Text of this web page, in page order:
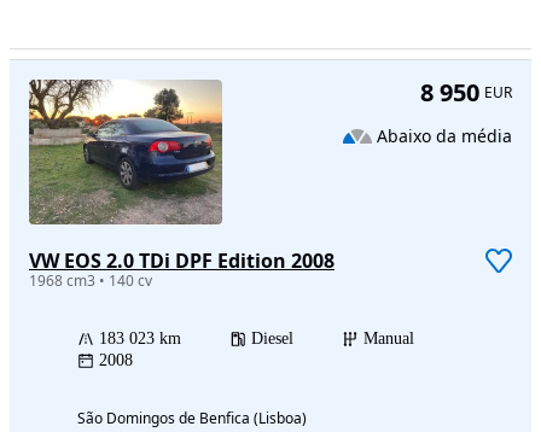
VW EOS 2.0 TDi DPF Edition 2008
1968 cm3 • 140 cv
183 023 km Diesel
Manual
2008
São Domingos de Benfica (Lisboa)
8 950 EUR
Abaixo da média